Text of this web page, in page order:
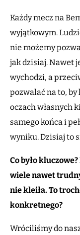
Każdy mecz na
wyjątkowym.
nie możemy
jak dzisiaj. Nawet
wychodzi, a
pozwalać na to,
oczach własnych
samego końca i
wyniku. Dzisiaj to
Co było
wiele nawet
nie kleiła. To
konkretnego?
Wróciliśmy do